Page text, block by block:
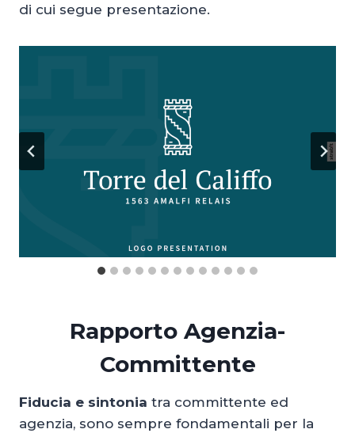
di cui segue presentazione.
Rapporto Agenzia-
Committente
Fiducia e sintonia tra committente ed
agenzia, sono sempre fondamentali per la